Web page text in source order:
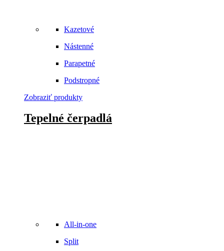
Kazetové
Nástenné
Parapetné
Podstropné
Zobraziť produkty
Tepelné čerpadlá
All-in-one
Split